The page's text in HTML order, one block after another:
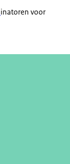
inatoren voor